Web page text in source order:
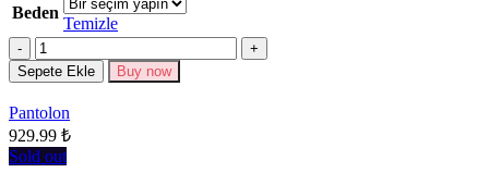
birden
fazla
varyasyonu
var.
Beden
Temizle
Miktar
Sepete Ekle Buy now
Pantolon
929.99 ₺
Sold out